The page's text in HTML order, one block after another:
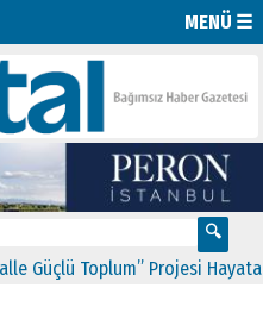
MENÜ ☰
Toplum” Projesi Hayata